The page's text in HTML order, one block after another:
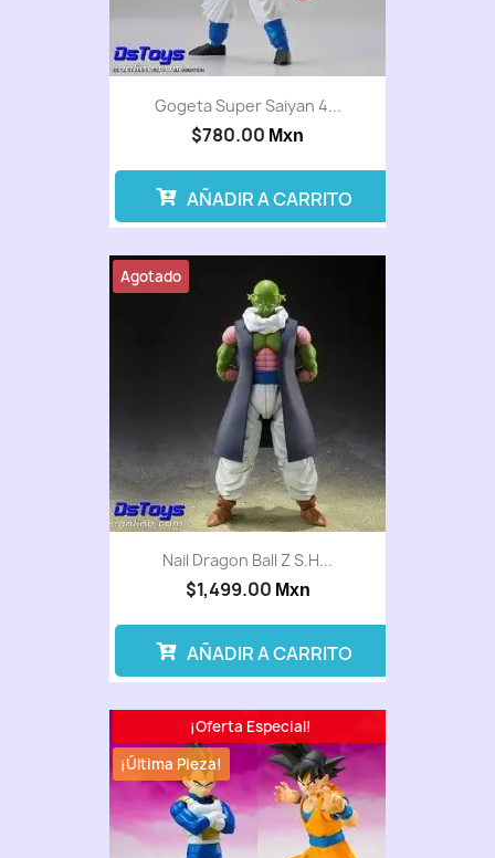
Gogeta Super Saiyan 4...
$780.00 Mxn
AÑADIR A CARRITO
Nail Dragon Ball Z S.H...
$1,499.00 Mxn
Agotado
AÑADIR A CARRITO
¡Oferta Especial!
¡Última Pieza!